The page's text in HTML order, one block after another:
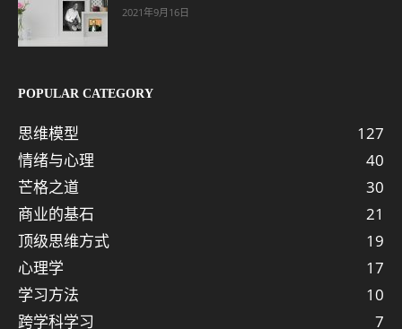
2021年9月16日
POPULAR CATEGORY
思维模型
127
情绪与心理
40
芒格之道
30
商业的基石
21
顶级思维方式
19
心理学
17
学习方法
10
跨学科学习
7